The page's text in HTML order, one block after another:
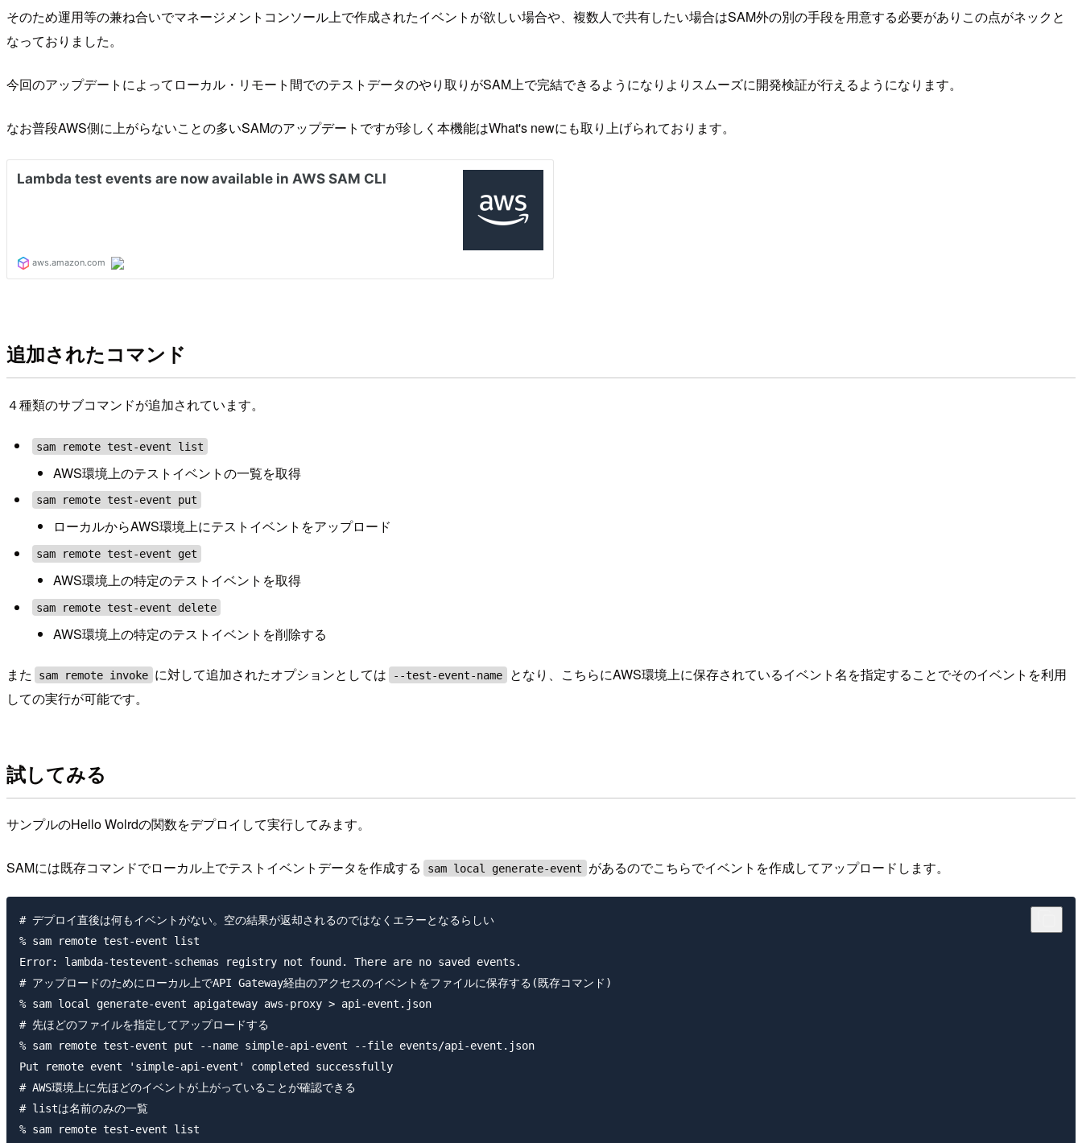
そのため運用等の兼ね合いでマネージメントコンソール上で作成されたイベントが欲しい場合や、複数人で共有したい場合はSAM外の別の手段を用意する必要がありこの点がネックと
なっておりました。
今回のアップデートによってローカル・リモート間でのテストデータのやり取りがSAM上で完結できるようになりよりスムーズに開発検証が行えるようになります。
なお普段AWS側に上がらないことの多いSAMのアップデートですが珍しく本機能はWhat's newにも取り上げられております。
追加されたコマンド
４種類のサブコマンドが追加されています。
sam remote test-event list
AWS環境上のテストイベントの一覧を取得
sam remote test-event put
ローカルからAWS環境上にテストイベントをアップロード
sam remote test-event get
AWS環境上の特定のテストイベントを取得
sam remote test-event delete
AWS環境上の特定のテストイベントを削除する
また sam remote invoke に対して追加されたオプションとしては --test-event-name
となり、こちらにAWS環境上に保存されているイベント名を指定することでそのイベントを利用
しての実行が可能です。
試してみる
サンプルのHello Wolrdの関数をデプロイして実行してみます。
SAMには既存コマンドでローカル上でテストイベントデータを作成する sam local generate-event があるのでこちらでイベントを作成してアップロードします。
# デプロイ直後は何もイベントがない。空の結果が返却されるのではなくエラーとなるらしい
% sam remote test-event list
Error: lambda-testevent-schemas registry not found. There are no saved events.
# アップロードのためにローカル上でAPI Gateway経由のアクセスのイベントをファイルに保存する(既存コマンド)
% sam local generate-event apigateway aws-proxy > api-event.json
# 先ほどのファイルを指定してアップロードする
% sam remote test-event put --name simple-api-event --file events/api-event.json
Put remote event 'simple-api-event' completed successfully
# AWS環境上に先ほどのイベントが上がっていることが確認できる
# listは名前のみの一覧
% sam remote test-event list